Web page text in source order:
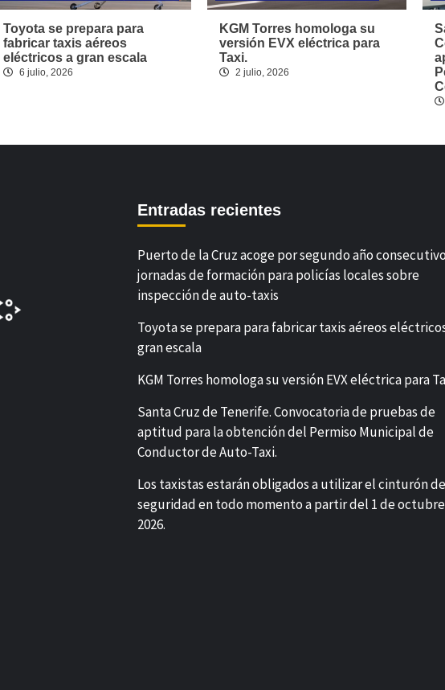
Toyota se prepara para
fabricar taxis aéreos
eléctricos a gran escala
6 julio, 2026
KGM Torres homologa su
versión EVX eléctrica para
Taxi.
2 julio, 2026
Entradas recientes
Puerto de la Cruz acoge por segundo año
jornadas de formación para policías locales sobre
inspección de auto-taxis
Toyota se prepara para fabricar taxis aéreos
gran escala
KGM Torres homologa su versión EVX eléctrica para
Santa Cruz de Tenerife. Convocatoria de pruebas de
aptitud para la obtención del Permiso Municipal de
Conductor de Auto-Taxi.
Los taxistas estarán obligados a utilizar el cinturón de
seguridad en todo momento a partir del 1 de
2026.